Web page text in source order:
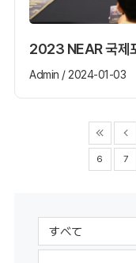
Admin / 2024-01-03
6 7